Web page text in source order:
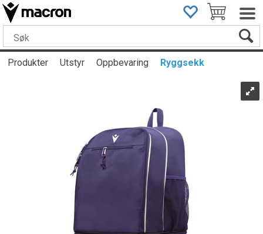
Produkter Utstyr Oppbevaring Ryggsekk